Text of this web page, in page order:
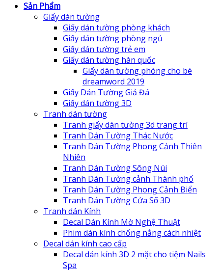
Sản Phẩm
Giấy dán tường
Giấy dán tường phòng khách
Giấy dán tường phòng ngủ
Giấy dán tường trẻ em
Giấy dán tường hàn quốc
Giấy dán tường phòng cho bé
dreamword 2019
Giấy Dán Tường Giả Đá
Giấy dán tường 3D
Tranh dán tường
Tranh giấy dán tường 3d trang trí
Tranh Dán Tường Thác Nước
Tranh Dán Tường Phong Cảnh Thiên
Nhiên
Tranh Dán Tường Sông Núi
Tranh Dán Tường cảnh Thành phố
Tranh Dán Tường Phong Cảnh Biển
Tranh Dán Tường Cửa Sổ 3D
Tranh dán Kính
Decal Dán Kính Mờ Nghệ Thuật
Phim dán kính chống nắng cách nhiệt
Decal dán kính cao cấp
Decal dán kính 3D 2 mặt cho tiệm Nails
Spa